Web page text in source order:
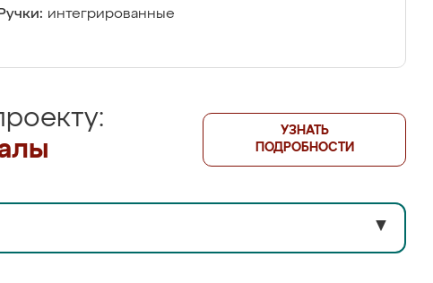
Ручки: интегрированные
УЗНАТЬ
ПОДРОБНОСТИ
▼